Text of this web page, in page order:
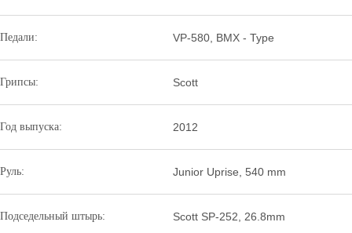
Педали: VP-580, BMX - Type
Грипсы: Scott
Год выпуска: 2012
Руль: Junior Uprise, 540 mm
Подседельный штырь: Scott SP-252, 26.8mm